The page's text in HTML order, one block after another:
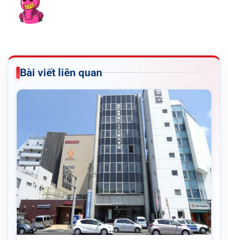
Bài viết liên quan